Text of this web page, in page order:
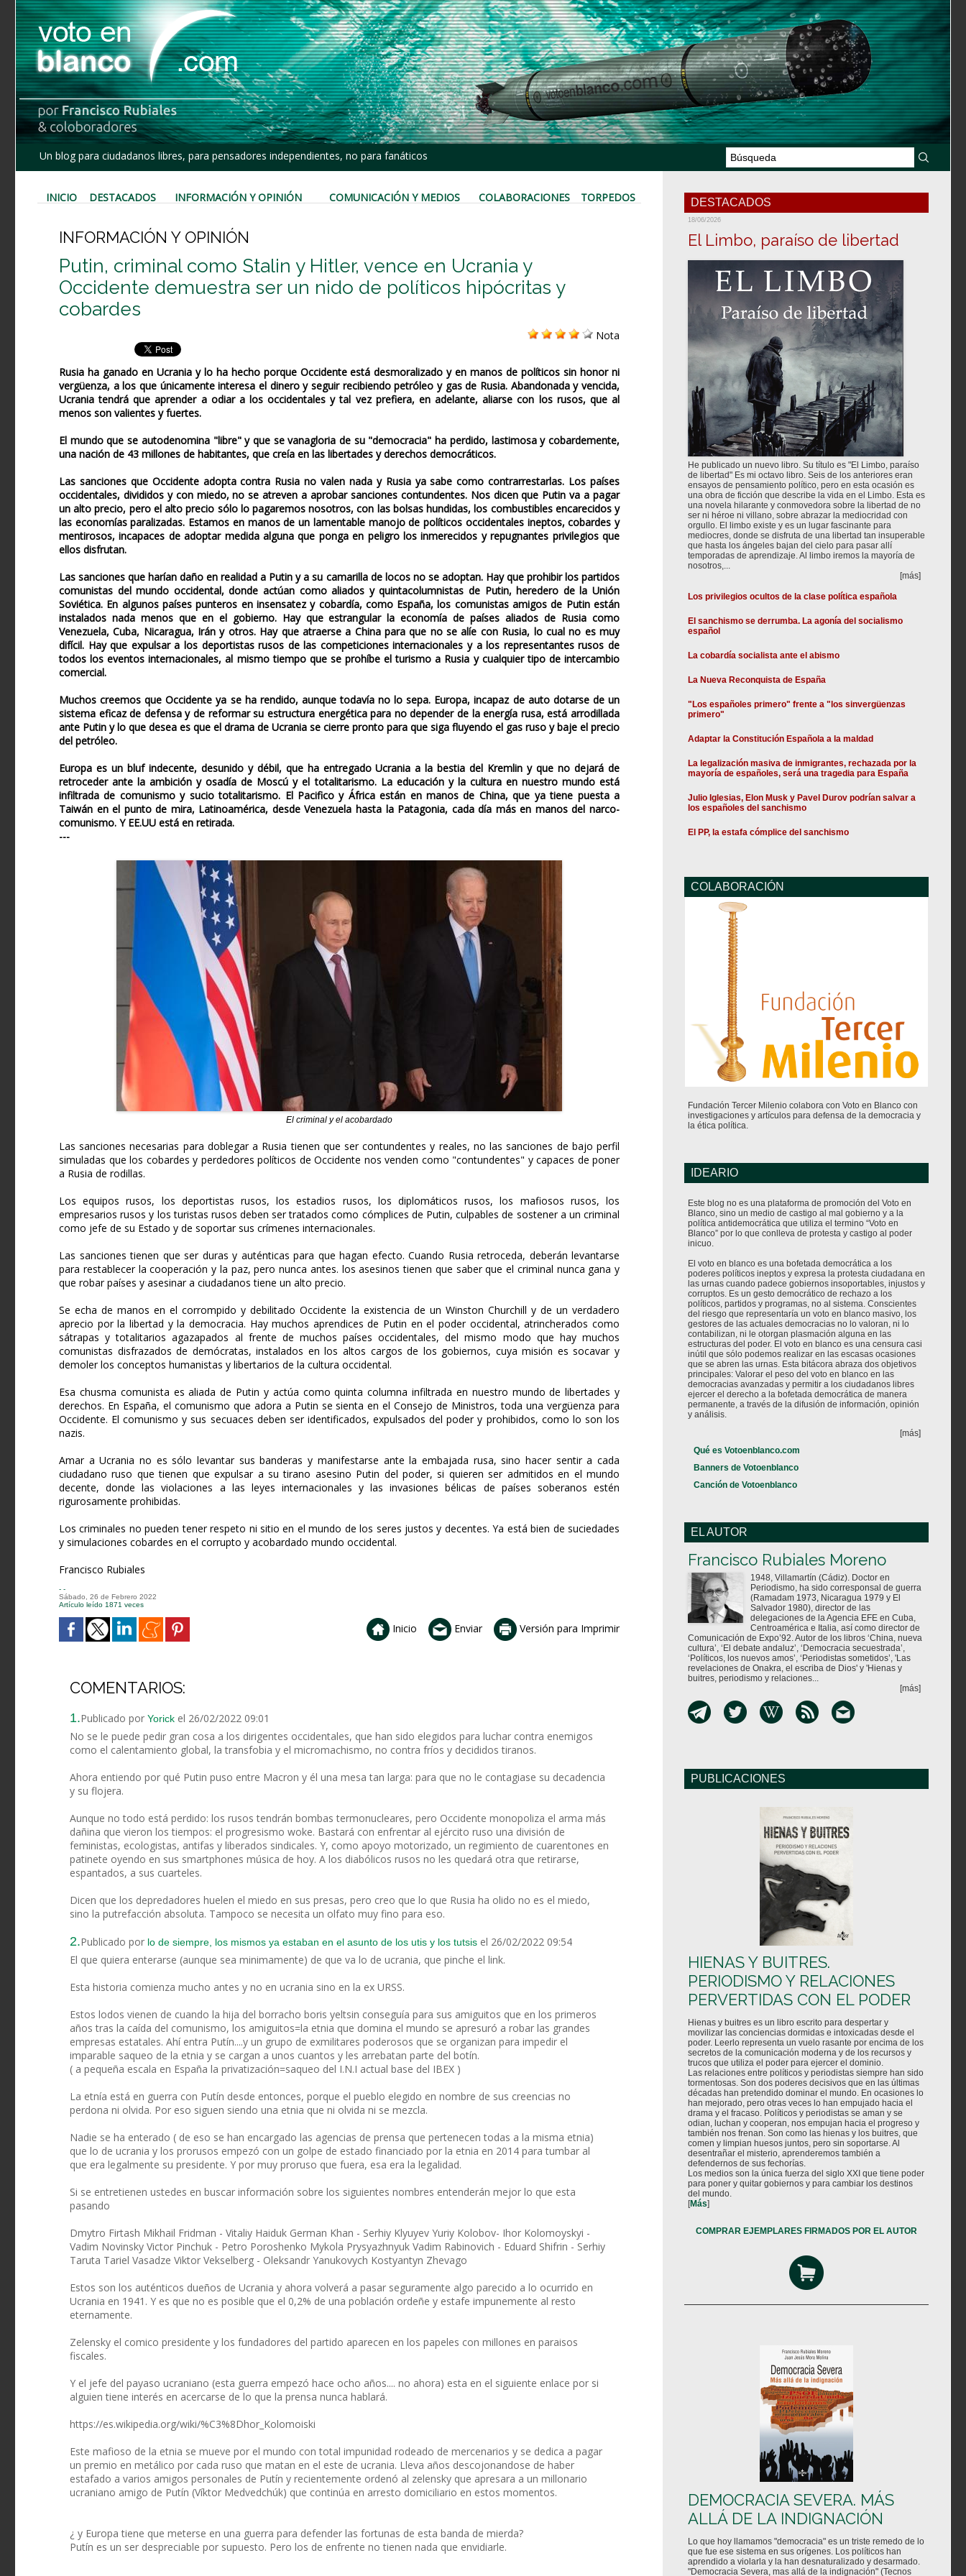
Un blog para ciudadanos libres, para pensadores independientes, no para fanáticos
INICIO DESTACADOS INFORMACIÓN Y OPINIÓN COMUNICACIÓN Y MEDIOS COLABORACIONES TORPEDOS
INFORMACIÓN Y OPINIÓN
Putin, criminal como Stalin y Hitler, vence en Ucrania y
Occidente demuestra ser un nido de políticos hipócritas y
cobardes
Nota
Rusia ha ganado en Ucrania y lo ha hecho porque Occidente está desmoralizado y en manos de políticos sin honor ni
vergüenza, a los que únicamente interesa el dinero y seguir recibiendo petróleo y gas de Rusia. Abandonada y vencida,
Ucrania tendrá que aprender a odiar a los occidentales y tal vez prefiera, en adelante, aliarse con los rusos, que al
menos son valientes y fuertes.
El mundo que se autodenomina "libre" y que se vanagloria de su "democracia" ha perdido, lastimosa y cobardemente,
una nación de 43 millones de habitantes, que creía en las libertades y derechos democráticos.
Las sanciones que Occidente adopta contra Rusia no valen nada y Rusia ya sabe como contrarrestarlas. Los países
occidentales, divididos y con miedo, no se atreven a aprobar sanciones contundentes. Nos dicen que Putin va a pagar
un alto precio, pero el alto precio sólo lo pagaremos nosotros, con las bolsas hundidas, los combustibles encarecidos y
las economías paralizadas. Estamos en manos de un lamentable manojo de políticos occidentales ineptos, cobardes y
mentirosos, incapaces de adoptar medida alguna que ponga en peligro los inmerecidos y repugnantes privilegios que
ellos disfrutan.
Las sanciones que harían daño en realidad a Putin y a su camarilla de locos no se adoptan. Hay que prohibir los partidos
comunistas del mundo occidental, donde actúan como aliados y quintacolumnistas de Putin, heredero de la Unión
Soviética. En algunos países punteros en insensatez y cobardía, como España, los comunistas amigos de Putin están
instalados nada menos que en el gobierno. Hay que estrangular la economía de países aliados de Rusia como
Venezuela, Cuba, Nicaragua, Irán y otros. Hay que atraerse a China para que no se alíe con Rusia, lo cual no es muy
difícil. Hay que expulsar a los deportistas rusos de las competiciones internacionales y a los representantes rusos de
todos los eventos internacionales, al mismo tiempo que se prohíbe el turismo a Rusia y cualquier tipo de intercambio
comercial.
Muchos creemos que Occidente ya se ha rendido, aunque todavía no lo sepa. Europa, incapaz de auto dotarse de un
sistema eficaz de defensa y de reformar su estructura energética para no depender de la energía rusa, está arrodillada
ante Putin y lo que desea es que el drama de Ucrania se cierre pronto para que siga fluyendo el gas ruso y baje el precio
del petróleo.
Europa es un bluf indecente, desunido y débil, que ha entregado Ucrania a la bestia del Kremlin y que no dejará de
retroceder ante la ambición y osadía de Moscú y el totalitarismo. La educación y la cultura en nuestro mundo está
infiltrada de comunismo y sucio totalitarismo. El Pacifico y África están en manos de China, que ya tiene puesta a
Taiwán en el punto de mira, Latinoamérica, desde Venezuela hasta la Patagonia, cada día más en manos del narco-
comunismo. Y EE.UU está en retirada.
---
El criminal y el acobardado
Las sanciones necesarias para doblegar a Rusia tienen que ser contundentes y reales, no las sanciones de bajo perfil
simuladas que los cobardes y perdedores políticos de Occidente nos venden como "contundentes" y capaces de poner
a Rusia de rodillas.
Los equipos rusos, los deportistas rusos, los estadios rusos, los diplomáticos rusos, los mafiosos rusos, los
empresarios rusos y los turistas rusos deben ser tratados como cómplices de Putin, culpables de sostener a un criminal
como jefe de su Estado y de soportar sus crímenes internacionales.
Las sanciones tienen que ser duras y auténticas para que hagan efecto. Cuando Rusia retroceda, deberán levantarse
para restablecer la cooperación y la paz, pero nunca antes. los asesinos tienen que saber que el criminal nunca gana y
que robar países y asesinar a ciudadanos tiene un alto precio.
Se echa de manos en el corrompido y debilitado Occidente la existencia de un Winston Churchill y de un verdadero
aprecio por la libertad y la democracia. Hay muchos aprendices de Putin en el poder occidental, atrincherados como
sátrapas y totalitarios agazapados al frente de muchos países occidentales, del mismo modo que hay muchos
comunistas disfrazados de demócratas, instalados en los altos cargos de los gobiernos, cuya misión es socavar y
demoler los conceptos humanistas y libertarios de la cultura occidental.
Esa chusma comunista es aliada de Putin y actúa como quinta columna infiltrada en nuestro mundo de libertades y
derechos. En España, el comunismo que adora a Putin se sienta en el Consejo de Ministros, toda una vergüenza para
Occidente. El comunismo y sus secuaces deben ser identificados, expulsados del poder y prohibidos, como lo son los
nazis.
Amar a Ucrania no es sólo levantar sus banderas y manifestarse ante la embajada rusa, sino hacer sentir a cada
ciudadano ruso que tienen que expulsar a su tirano asesino Putin del poder, si quieren ser admitidos en el mundo
decente, donde las violaciones a las leyes internacionales y las invasiones bélicas de países soberanos estén
rigurosamente prohibidas.
Los criminales no pueden tener respeto ni sitio en el mundo de los seres justos y decentes. Ya está bien de suciedades
y simulaciones cobardes en el corrupto y acobardado mundo occidental.
Francisco Rubiales
- -
Sábado, 26 de Febrero 2022
Artículo leído 1871 veces
Inicio Enviar Versión para Imprimir
COMENTARIOS:
1.Publicado por Yorick el 26/02/2022 09:01
No se le puede pedir gran cosa a los dirigentes occidentales, que han sido elegidos para luchar contra enemigos
como el calentamiento global, la transfobia y el micromachismo, no contra fríos y decididos tiranos.
Ahora entiendo por qué Putin puso entre Macron y él una mesa tan larga: para que no le contagiase su decadencia
y su flojera.
Aunque no todo está perdido: los rusos tendrán bombas termonucleares, pero Occidente monopoliza el arma más
dañina que vieron los tiempos: el progresismo woke. Bastará con enfrentar al ejército ruso una división de
feministas, ecologistas, antifas y liberados sindicales. Y, como apoyo motorizado, un regimiento de cuarentones en
patinete oyendo en sus smartphones música de hoy. A los diabólicos rusos no les quedará otra que retirarse,
espantados, a sus cuarteles.
Dicen que los depredadores huelen el miedo en sus presas, pero creo que lo que Rusia ha olido no es el miedo,
sino la putrefacción absoluta. Tampoco se necesita un olfato muy fino para eso.
2.Publicado por lo de siempre, los mismos ya estaban en el asunto de los utis y los tutsis el 26/02/2022 09:54
El que quiera enterarse (aunque sea minimamente) de que va lo de ucrania, que pinche el link.
Esta historia comienza mucho antes y no en ucrania sino en la ex URSS.
Estos lodos vienen de cuando la hija del borracho boris yeltsin conseguía para sus amiguitos que en los primeros
años tras la caída del comunismo, los amiguitos=la etnia que domina el mundo se apresuró a robar las grandes
empresas estatales. Ahí entra Putín....y un grupo de exmilitares poderosos que se organizan para impedir el
imparable saqueo de la etnia y se cargan a unos cuantos y les arrebatan parte del botín.
( a pequeña escala en España la privatización=saqueo del I.N.I actual base del IBEX )
La etnía está en guerra con Putín desde entonces, porque el pueblo elegido en nombre de sus creencias no
perdona ni olvida. Por eso siguen siendo una etnia que ni olvida ni se mezcla.
Nadie se ha enterado ( de eso se han encargado las agencias de prensa que pertenecen todas a la misma etnia)
que lo de ucrania y los prorusos empezó con un golpe de estado financiado por la etnia en 2014 para tumbar al
que era legalmente su presidente. Y por muy proruso que fuera, esa era la legalidad.
Si se entretienen ustedes en buscar información sobre los siguientes nombres entenderán mejor lo que esta
pasando
Dmytro Firtash Mikhail Fridman - Vitaliy Haiduk German Khan - Serhiy Klyuyev Yuriy Kolobov- Ihor Kolomoyskyi -
Vadim Novinsky Victor Pinchuk - Petro Poroshenko Mykola Prysyazhnyuk Vadim Rabinovich - Eduard Shifrin - Serhiy
Taruta Tariel Vasadze Viktor Vekselberg - Oleksandr Yanukovych Kostyantyn Zhevago
Estos son los auténticos dueños de Ucrania y ahora volverá a pasar seguramente algo parecido a lo ocurrido en
Ucrania en 1941. Y es que no es posible que el 0,2% de una población ordeñe y estafe impunemente al resto
eternamente.
Zelensky el comico presidente y los fundadores del partido aparecen en los papeles con millones en paraisos
fiscales.
Y el jefe del payaso ucraniano (esta guerra empezó hace ocho años.... no ahora) esta en el siguiente enlace por si
alguien tiene interés en acercarse de lo que la prensa nunca hablará.
https://es.wikipedia.org/wiki/%C3%8Dhor_Kolomoiski
Este mafioso de la etnia se mueve por el mundo con total impunidad rodeado de mercenarios y se dedica a pagar
un premio en metálico por cada ruso que matan en el este de ucrania. Lleva años descojonandose de haber
estafado a varios amigos personales de Putín y recientemente ordenó al zelensky que apresara a un millonario
ucraniano amigo de Putín (Víktor Medvedchúk) que continúa en arresto domiciliario en estos momentos.
¿ y Europa tiene que meterse en una guerra para defender las fortunas de esta banda de mierda?
Putín es un ser despreciable por supuesto. Pero los de enfrente no tienen nada que envidiarle.
DESTACADOS
18/06/2026
El Limbo, paraíso de libertad
He publicado un nuevo libro. Su título es "El Limbo, paraíso
de libertad" Es mi octavo libro. Seis de los anteriores eran
ensayos de pensamiento político, pero en esta ocasión es
una obra de ficción que describe la vida en el Limbo. Esta es
una novela hilarante y conmovedora sobre la libertad de no
ser ni héroe ni villano, sobre abrazar la mediocridad con
orgullo. El limbo existe y es un lugar fascinante para
mediocres, donde se disfruta de una libertad tan insuperable
que hasta los ángeles bajan del cielo para pasar allí
temporadas de aprendizaje. Al limbo iremos la mayoría de
nosotros,...
[más]
Los privilegios ocultos de la clase política española
El sanchismo se derrumba. La agonía del socialismo
español
La cobardía socialista ante el abismo
La Nueva Reconquista de España
"Los españoles primero" frente a "los sinvergüenzas
primero"
Adaptar la Constitución Española a la maldad
La legalización masiva de inmigrantes, rechazada por la
mayoría de españoles, será una tragedia para España
Julio Iglesias, Elon Musk y Pavel Durov podrían salvar a
los españoles del sanchismo
El PP, la estafa cómplice del sanchismo
COLABORACIÓN
Fundación Tercer Milenio colabora con Voto en Blanco con
investigaciones y artículos para defensa de la democracia y
la ética política.
IDEARIO
Este blog no es una plataforma de promoción del Voto en
Blanco, sino un medio de castigo al mal gobierno y a la
política antidemocrática que utiliza el termino “Voto en
Blanco” por lo que conlleva de protesta y castigo al poder
inicuo.
El voto en blanco es una bofetada democrática a los
poderes políticos ineptos y expresa la protesta ciudadana en
las urnas cuando padece gobiernos insoportables, injustos y
corruptos. Es un gesto democrático de rechazo a los
políticos, partidos y programas, no al sistema. Conscientes
del riesgo que representaría un voto en blanco masivo, los
gestores de las actuales democracias no lo valoran, ni lo
contabilizan, ni le otorgan plasmación alguna en las
estructuras del poder. El voto en blanco es una censura casi
inútil que sólo podemos realizar en las escasas ocasiones
que se abren las urnas. Esta bitácora abraza dos objetivos
principales: Valorar el peso del voto en blanco en las
democracias avanzadas y permitir a los ciudadanos libres
ejercer el derecho a la bofetada democrática de manera
permanente, a través de la difusión de información, opinión
y análisis.
[más]
Qué es Votoenblanco.com
Banners de Votoenblanco
Canción de Votoenblanco
EL AUTOR
Francisco Rubiales Moreno
1948, Villamartín (Cádiz). Doctor en
Periodismo, ha sido corresponsal de guerra
(Ramadam 1973, Nicaragua 1979 y El
Salvador 1980), director de las
delegaciones de la Agencia EFE en Cuba,
Centroamérica e Italia, así como director de
Comunicación de Expo’92. Autor de los libros ‘China, nueva
cultura’, ‘El debate andaluz’, ‘Democracia secuestrada’,
‘Políticos, los nuevos amos’, ‘Periodistas sometidos’, 'Las
revelaciones de Onakra, el escriba de Dios' y 'Hienas y
buitres, periodismo y relaciones...
[más]
PUBLICACIONES
HIENAS Y BUITRES.
PERIODISMO Y RELACIONES
PERVERTIDAS CON EL PODER
Hienas y buitres es un libro escrito para despertar y
movilizar las conciencias dormidas e intoxicadas desde el
poder. Leerlo representa un vuelo rasante por encima de los
secretos de la comunicación moderna y de los recursos y
trucos que utiliza el poder para ejercer el dominio.
Las relaciones entre políticos y periodistas siempre han sido
tormentosas. Son dos poderes decisivos que en las últimas
décadas han pretendido dominar el mundo. En ocasiones lo
han mejorado, pero otras veces lo han empujado hacia el
drama y el fracaso. Políticos y periodistas se aman y se
odian, luchan y cooperan, nos empujan hacia el progreso y
también nos frenan. Son como las hienas y los buitres, que
comen y limpian huesos juntos, pero sin soportarse. Al
desentrañar el misterio, aprenderemos también a
defendernos de sus fechorías.
Los medios son la única fuerza del siglo XXI que tiene poder
para poner y quitar gobiernos y para cambiar los destinos
del mundo.
[Más]
COMPRAR EJEMPLARES FIRMADOS POR EL AUTOR
DEMOCRACIA SEVERA. MÁS
ALLÁ DE LA INDIGNACIÓN
Lo que hoy llamamos "democracia" es un triste remedo de lo
que fue ese sistema en sus orígenes. Los políticos han
aprendido a violarla y la han desnaturalizado y desarmado.
"Democracia Severa, mas allá de la indignación" (Tecnos